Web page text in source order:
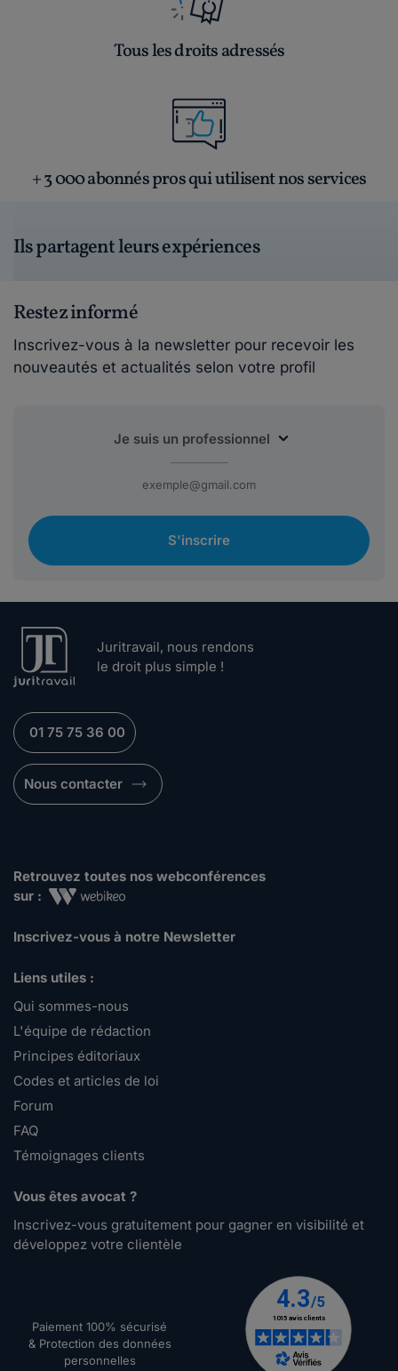
Tous les droits adressés
+ 3 000 abonnés pros qui utilisent nos services
Ils partagent leurs expériences
Restez informé
Inscrivez-vous à la newsletter pour recevoir les
nouveautés et actualités selon votre profil
S'inscrire
Juritravail, nous rendons
le droit plus simple !
01 75 75 36 00
Nous contacter
Retrouvez toutes nos webconférences
sur :
Inscrivez-vous à notre Newsletter
Liens utiles :
Qui sommes-nous
L'équipe de rédaction
Principes éditoriaux
Codes et articles de loi
Forum
FAQ
Témoignages clients
Vous êtes avocat ?
Inscrivez-vous gratuitement pour gagner en visibilité et
développez votre clientèle
Paiement 100% sécurisé
& Protection des données
personnelles